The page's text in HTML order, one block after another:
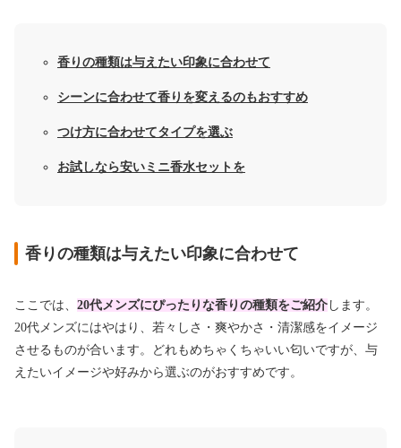
香りの種類は与えたい印象に合わせて
シーンに合わせて香りを変えるのもおすすめ
つけ方に合わせてタイプを選ぶ
お試しなら安いミニ香水セットを
香りの種類は与えたい印象に合わせて
ここでは、 20代メ ンズにぴったりな香りの種類をご紹介 します。
20代メンズにはやはり、若々しさ・爽やかさ・清潔感をイメージ
させるものが合います。どれもめちゃくちゃいい匂いですが、与
えたいイメージや好みから選ぶのがおすすめです。